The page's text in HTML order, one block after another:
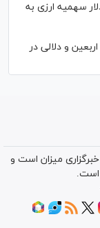
۳ میلیون و ۴۰۰ هزار دلار سهمیه ارزی به
و دلالی در
میزان است و
است.